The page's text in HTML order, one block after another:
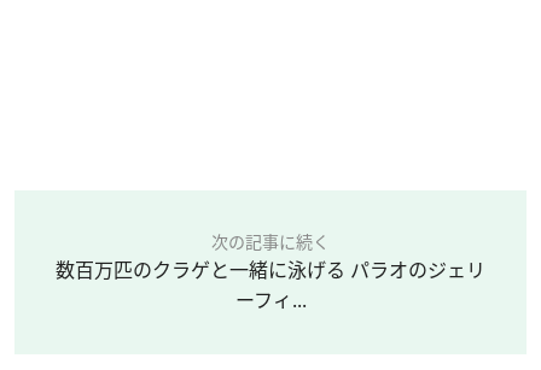
次の記事に続く
数百万匹のクラゲと一緒に泳げる パラオのジェリ
ーフィ...